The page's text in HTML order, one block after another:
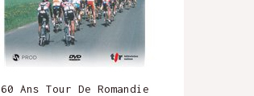
60 Ans Tour De Romandie